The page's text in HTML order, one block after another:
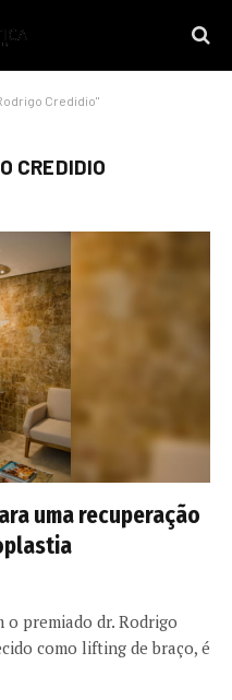
Credidio"
CREDIDIO
uma recuperação
o premiado dr. Rodrigo
como lifting de braço, é